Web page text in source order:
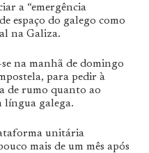
a “emergência
espaço do galego como
na Galiza.
na manhã de domingo
para pedir à
de rumo quanto ao
língua galega.
unitária
mais de um mês após